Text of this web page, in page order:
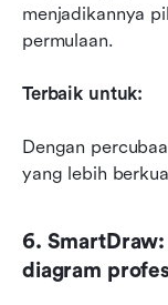
menjadikannya
permulaan.
Terbaik untuk:
Dengan
yang lebih
6.
diagram